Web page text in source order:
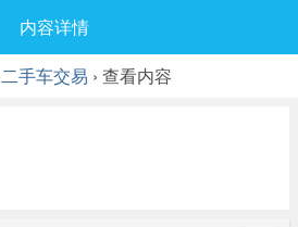
最新发表
内容详情
二手车交易 › 查看内容